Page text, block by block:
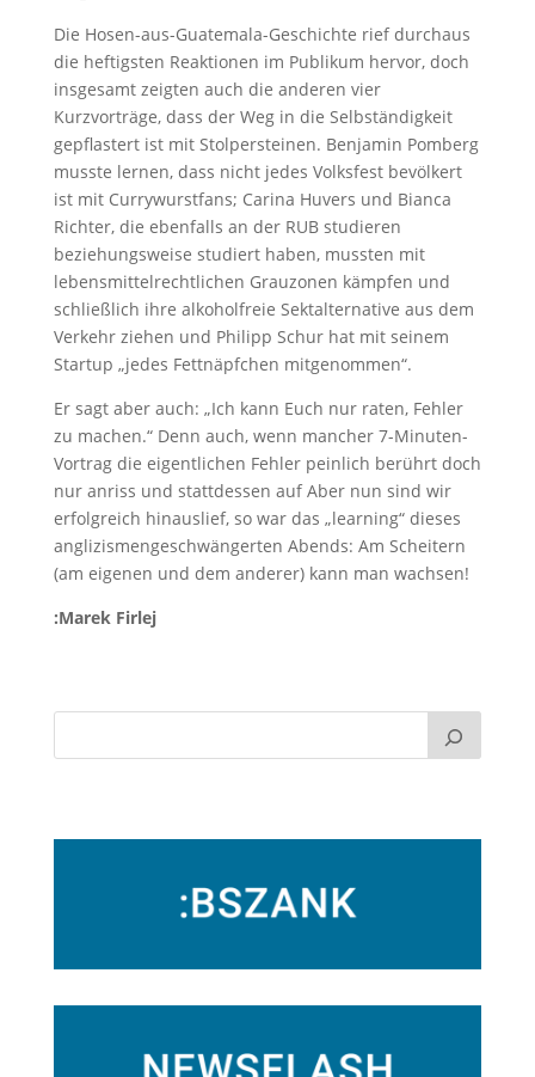
Die Hosen-aus-Guatemala-Geschichte rief durchaus
die heftigsten Reaktionen im Publikum hervor, doch
insgesamt zeigten auch die anderen vier
Kurzvorträge, dass der Weg in die Selbständigkeit
gepflastert ist mit Stolpersteinen. Benjamin Pomberg
musste lernen, dass nicht jedes Volksfest bevölkert
ist mit Currywurstfans; Carina Huvers und Bianca
Richter, die ebenfalls an der RUB studieren
beziehungsweise studiert haben, mussten mit
lebensmittelrechtlichen Grauzonen kämpfen und
schließlich ihre alkoholfreie Sektalternative aus dem
Verkehr ziehen und Philipp Schur hat mit seinem
Startup „jedes Fettnäpfchen mitgenommen“.
Er sagt aber auch: „Ich kann Euch nur raten, Fehler
zu machen.“ Denn auch, wenn mancher 7-Minuten-
Vortrag die eigentlichen Fehler peinlich berührt doch
nur anriss und stattdessen auf Aber nun sind wir
erfolgreich hinauslief, so war das „learning“ dieses
anglizismengeschwängerten Abends: Am Scheitern
(am eigenen und dem anderer) kann man wachsen!
:Marek Firlej